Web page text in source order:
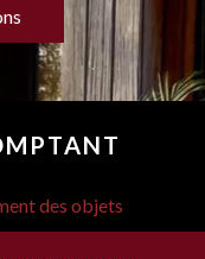
des objets